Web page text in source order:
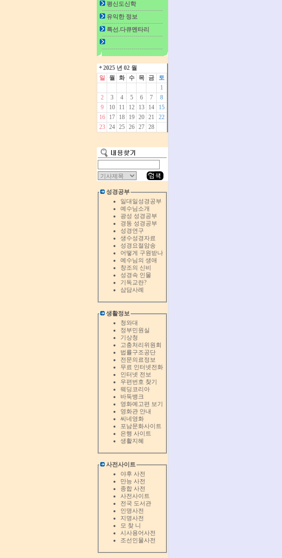
평신도신학
유익한 정보
특선.다큐멘타리
2025 년 02 월
일
월 화 수 목 금
토
1
2
3 4 5 6 7
8
9
10 11 12 13 14
15
16
17 18 19 20 21
22
23
24 25 26 27 28
성경공부
일대일성경공부
예수님소개
광성 성경공부
경동 성경공부
성경연구
생수성경자료
성경요절암송
어떻게 구원받나
예수님의 생애
창조의 신비
성경속 인물
기독교란?
삼담사례
생활정보
청와대
정부민원실
기상청
고충처리위원회
법률구조공단
전문의료정보
무료 인터넷전화
인터넷 전보
우편번호 찾기
웨딩코리아
바둑뱅크
영화예고편 보기
영화관 안내
씨네영화
포남문화사이트
은행 사이트
생활지혜
사전사이트
야후 사전
만능 사전
종합 사전
사전사이트
전국 도서관
인명사전
지명사전
모 찾 니
시사용어사전
조선인물사전